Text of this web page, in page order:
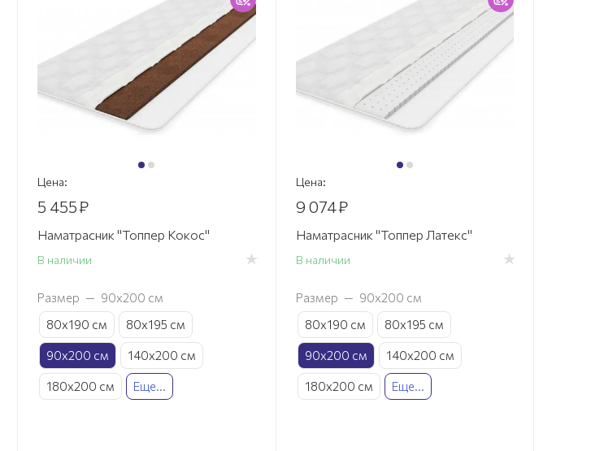
Цена:
5 455₽
Наматрасник "Топпер Кокос"
В наличии
Размер — 90х200 см
80х190 см
80х195 см
90х200 см 140х200 см
180х200 см Еще...
Цена:
9 074₽
Наматрасник "Топпер Латекс"
В наличии
Размер — 90х200 см
80х190 см
80х195 см
90х200 см 140х200 см
180х200 см Еще...